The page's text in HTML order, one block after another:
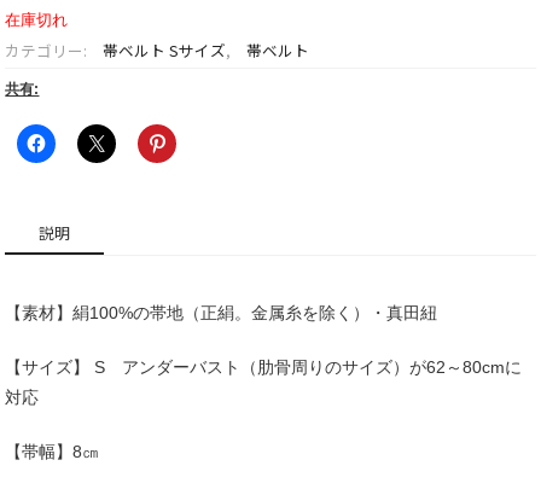
在庫切れ
カテゴリー: 帯ベルト Sサイズ, 帯ベルト
共有:
説明
【素材】絹100%の帯地（正絹。金属糸を除く）・真田紐
【サイズ】 S アンダーバスト（肋骨周りのサイズ）が62～80cmに
対応
【帯幅】8㎝